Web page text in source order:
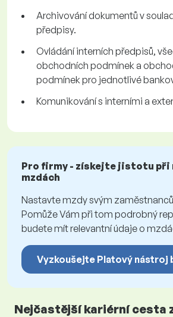
Archivování dokumentů v
předpisy.
Ovládání interních předpisů,
obchodních podmínek a
podmínek pro jednotlivé
Komunikování s interními a
Pro firmy - získejte jistotu při
mzdách
Nastavte mzdy svým
Pomůže Vám při tom podrobný
budete mít relevantní údaje o
Vyzkoušejte Platový nástroj
Nejčastější kariérní cesta